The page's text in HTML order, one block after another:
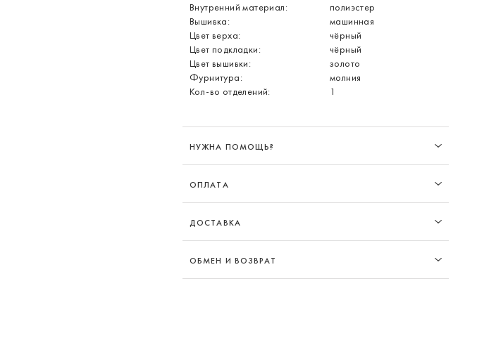
Внутренний материал:
полиэстер
Вышивка:
машинная
Цвет верха:
чёрный
Цвет подкладки:
чёрный
Цвет вышивки:
золото
Фурнитура:
молния
Кол-во отделений:
1
НУЖНА ПОМОЩЬ?
ОПЛАТА
ДОСТАВКА
ОБМЕН И ВОЗВРАТ